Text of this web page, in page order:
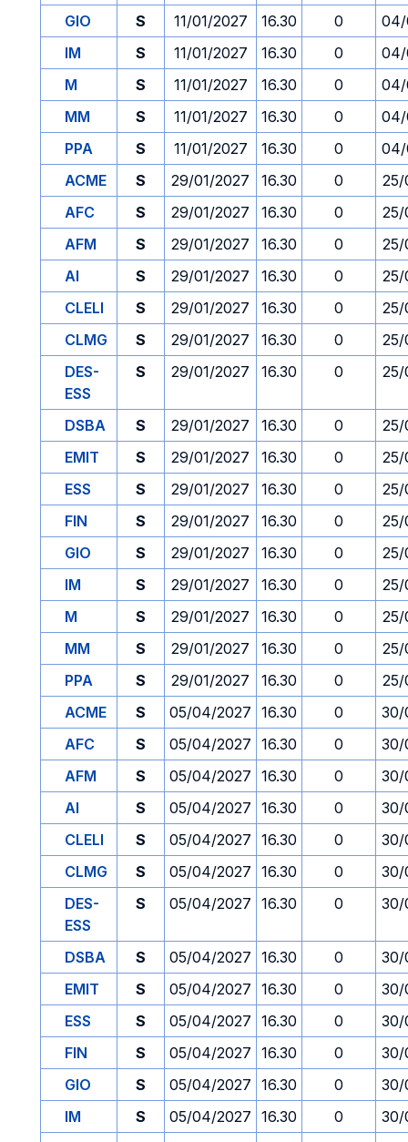
GIO
S 11/01/2027 16.30 0
04/
IM
S 11/01/2027 16.30 0
04/
M
S 11/01/2027 16.30 0
04/
MM
S 11/01/2027 16.30 0
04/
PPA
S 11/01/2027 16.30 0
04/
ACME
S 29/01/2027 16.30 0
25/
AFC
S 29/01/2027 16.30 0
25/
AFM
S 29/01/2027 16.30 0
25/
AI
S 29/01/2027 16.30 0
25/
CLELI
S 29/01/2027 16.30 0
25/
CLMG
S 29/01/2027 16.30 0
25/
DES-
ESS
S 29/01/2027 16.30 0 25/
DSBA S 29/01/2027 16.30 0
25/
EMIT
S 29/01/2027 16.30 0
25/
ESS
S 29/01/2027 16.30 0
25/
FIN
S 29/01/2027 16.30 0
25/
GIO
S 29/01/2027 16.30 0
25/
IM
S 29/01/2027 16.30 0
25/
M
S 29/01/2027 16.30 0
25/
MM
S 29/01/2027 16.30 0
25/
PPA
S 29/01/2027 16.30 0
25/
ACME
S 05/04/2027 16.30 0
30/
AFC
S 05/04/2027 16.30 0
30/
AFM
S 05/04/2027 16.30 0
30/
AI
S 05/04/2027 16.30 0
30/
CLELI
S 05/04/2027 16.30 0
30/
CLMG
S 05/04/2027 16.30 0
30/
DES-
ESS
S 05/04/2027 16.30 0 30/
DSBA S 05/04/2027 16.30 0
30/
EMIT
S 05/04/2027 16.30 0
30/
ESS
S 05/04/2027 16.30 0
30/
FIN
S 05/04/2027 16.30 0
30/
GIO
S 05/04/2027 16.30 0
30/
IM
S 05/04/2027 16.30 0
30/